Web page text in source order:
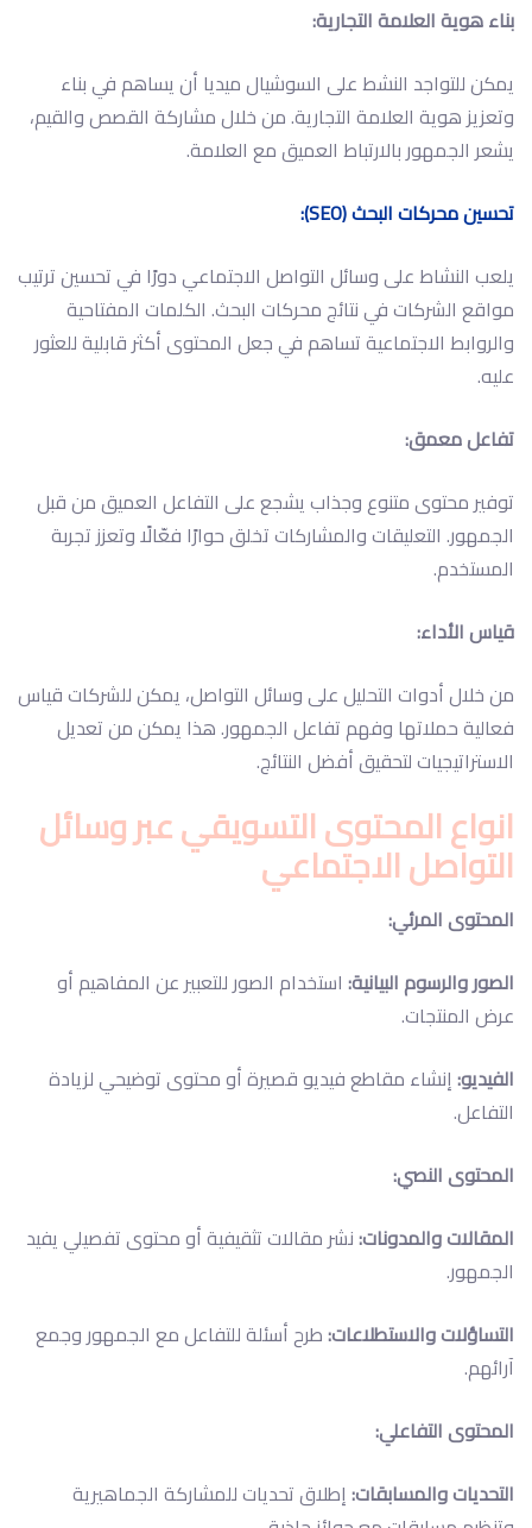
بناء هوية العلامة التجارية:
يمكن للتواجد النشط على السوشيال ميديا أن يساهم في بناء
وتعزيز هوية العلامة التجارية. من خلال مشاركة القصص والقيم،
يشعر الجمهور بالارتباط العميق مع العلامة.
تحسين محركات البحث (SEO):
يلعب النشاط على وسائل التواصل الاجتماعي دورًا في تحسين ترتيب
مواقع الشركات في نتائج محركات البحث. الكلمات المفتاحية
والروابط الاجتماعية تساهم في جعل المحتوى أكثر قابلية للعثور
عليه.
تفاعل معمق:
توفير محتوى متنوع وجذاب يشجع على التفاعل العميق من قبل
الجمهور. التعليقات والمشاركات تخلق حوارًا فعّالًا وتعزز تجربة
المستخدم.
قياس الأداء:
من خلال أدوات التحليل على وسائل التواصل، يمكن للشركات قياس
فعالية حملاتها وفهم تفاعل الجمهور. هذا يمكن من تعديل
الاستراتيجيات لتحقيق أفضل النتائج.
انواع المحتوى التسويقي عبر وسائل
التواصل الاجتماعي
المحتوى المرئي:
الصور والرسوم البيانية: استخدام الصور للتعبير عن المفاهيم أو
عرض المنتجات.
الفيديو:إنشاء مقاطع فيديو قصيرة أو محتوى توضيحي لزيادة
التفاعل.
المحتوى النصي:
المقالات والمدونات:نشر مقالات تثقيفية أو محتوى تفصيلي يفيد
الجمهور.
التساؤلات والاستطلاعات:طرح أسئلة للتفاعل مع الجمهور وجمع
آرائهم.
المحتوى التفاعلي:
التحديات والمسابقات:إطلاق تحديات للمشاركة الجماهيرية